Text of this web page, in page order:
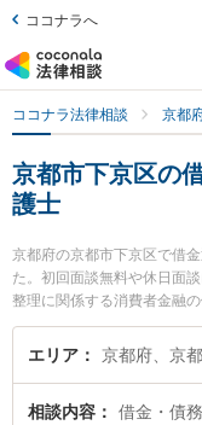
ココナラへ
ココナラ法律相談 京都
京都市下京区の
護士
京都府の京都市下京区で借
た。初回面談無料や休日面
整理に関係する消費者金融
の債務整理等の細かな分野
律事務所の嶋田 隼也弁護士
談・交渉のトラブルを今す
エリア 京都府、京
相談内容 借金・債